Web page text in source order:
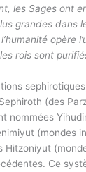
les Sages ont
grandes dans
opère
rois sont
(des
nommées
(mondes
Hitzoniyut
Ce